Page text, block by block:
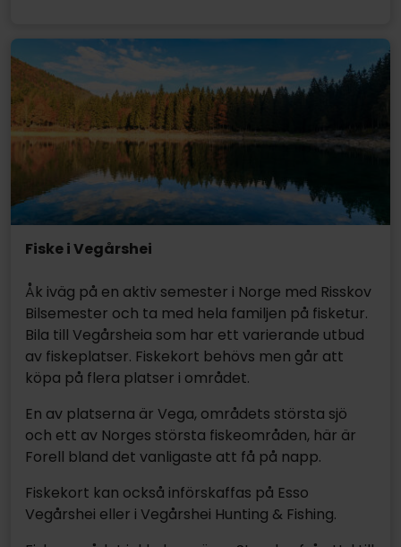
Fiske i Vegårshei
Åk iväg på en aktiv semester i Norge med Risskov
Bilsemester och ta med hela familjen på fisketur.
Bila till Vegårsheia som har ett varierande utbud
av fiskeplatser. Fiskekort behövs men går att
köpa på flera platser i området.
En av platserna är Vega, områdets största sjö
och ett av Norges största fiskeområden, här är
Forell bland det vanligaste att få på napp.
Fiskekort kan också införskaffas på Esso
Vegårshei eller i Vegårshei Hunting & Fishing.